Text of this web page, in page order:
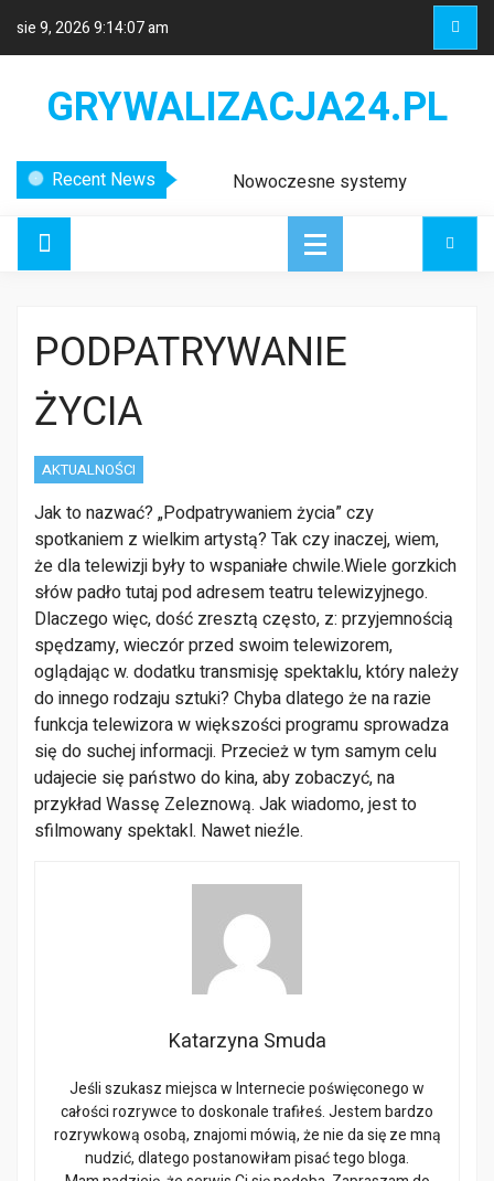
sie 9, 20269:14:07 am
GRYWALIZACJA24.PL
Recent News
Nowoczesne systemy
energetycznych
Biuro zero waste – jak wdrożyć
Etykiety logistyczne – klucz do
sprawnego zarządzania łańcuchem
PODPATRYWANIE
ŻYCIA
AKTUALNOŚCI
Jak to nazwać? „Podpatrywaniem życia” czy
spotkaniem z wielkim artystą? Tak czy inaczej, wiem,
że dla telewizji były to wspaniałe chwile.Wiele gorzkich
słów padło tutaj pod adresem teatru telewizyjnego.
Dlaczego więc, dość zresztą często, z: przyjemnością
spędzamy, wieczór przed swoim telewizorem,
oglądając w. dodatku trans­misję spektaklu, który należy
do innego rodzaju sztuki? Chyba dlatego że na razie
funkcja tele­wizora w większości programu sprowadza
się do suchej informacji. Przecież w tym samym celu
udajecie się państwo do kina, aby zobaczyć, na
przykład Wassę Zeleznową. Jak wiadomo, jest to
sfilmowany spektakl. Nawet nieźle.
Katarzyna Smuda
Jeśli szukasz miejsca w Internecie poświęconego w
całości rozrywce to doskonale trafiłeś. Jestem bardzo
rozrywkową osobą, znajomi mówią, że nie da się ze mną
nudzić, dlatego postanowiłam pisać tego bloga.